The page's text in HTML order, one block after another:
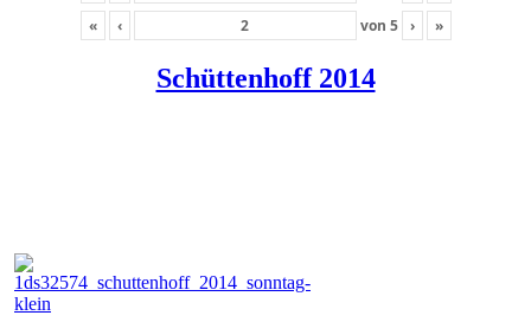
«
‹ von 5 › »
Schüttenhoff 2014